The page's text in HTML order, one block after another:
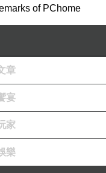
of PChome
章
宴
家
樂